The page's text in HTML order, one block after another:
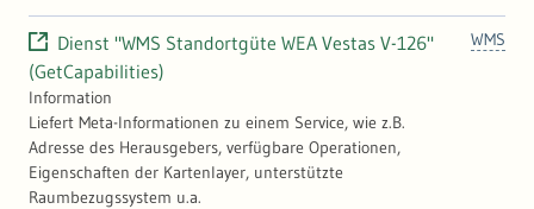
WMS
Dienst "WMS Standortgüte WEA Vestas V-126"
(GetCapabilities)
Information
Liefert Meta-Informationen zu einem Service, wie z.B.
Adresse des Herausgebers, verfügbare Operationen,
Eigenschaften der Kartenlayer, unterstützte
Raumbezugssystem u.a.